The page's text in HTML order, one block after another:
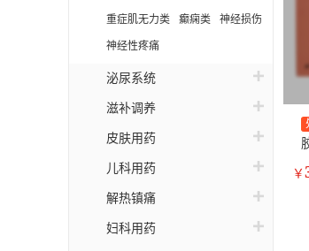
重症肌无力类 癫痫类 神经损伤
神经性疼痛
泌尿系统
滋补调养
皮肤用药
儿科用药
解热镇痛
妇科用药
￥